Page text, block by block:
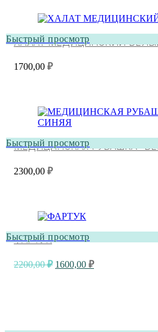
Быстрый просмотр
ХАЛАТ МЕДИЦИНСКИЙ
1700,00 ₽
Быстрый просмотр
МЕДИЦИНСКАЯ РУБАШКА
2300,00 ₽
Быстрый просмотр
ФАРТУК
2200,00₽ Первоначальная
1600,00 ₽Текущая